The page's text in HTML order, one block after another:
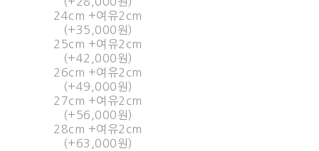
24cm +여유2cm
(+35,000원)
25cm +여유2cm
(+42,000원)
26cm +여유2cm
(+49,000원)
27cm +여유2cm
(+56,000원)
28cm +여유2cm
(+63,000원)